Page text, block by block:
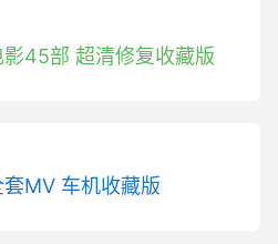
影45部 超清修复收藏版
套MV 车机收藏版